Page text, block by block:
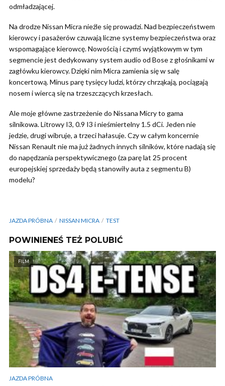
odmładzającej.
Na drodze Nissan Micra nieźle się prowadzi. Nad bezpieczeństwem
kierowcy i pasażerów czuwają liczne systemy bezpieczeństwa oraz
wspomagające kierowcę. Nowością i czymś wyjątkowym w tym
segmencie jest dedykowany system audio od Bose z głośnikami w
zagłówku kierowcy. Dzięki nim Micra zamienia się w salę
koncertową. Minus parę tysięcy ludzi, którzy chrząkają, pociągają
nosem i wiercą się na trzeszczących krzesłach.
Ale moje główne zastrzeżenie do Nissana Micry to gama
silnikowa. Litrowy I3, 0.9 I3 i nieśmiertelny 1.5 dCi. Jeden nie
jedzie, drugi wibruje, a trzeci hałasuje. Czy w całym koncernie
Nissan Renault nie ma już żadnych innych silników, które nadają się
do napędzania perspektywicznego (za parę lat 25 procent
europejskiej sprzedaży będą stanowiły auta z segmentu B)
modelu?
JAZDA PRÓBNA NISSAN MICRA TEST
POWINIENEŚ TEŻ POLUBIĆ
FILM
JAZDA PRÓBNA